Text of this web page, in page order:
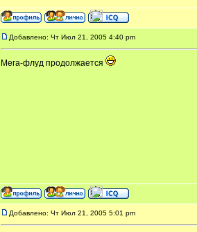
Добавлено: Чт Июл 21, 2005 4:40 pm
Мега-флуд продолжается
Добавлено: Чт Июл 21, 2005 5:01 pm